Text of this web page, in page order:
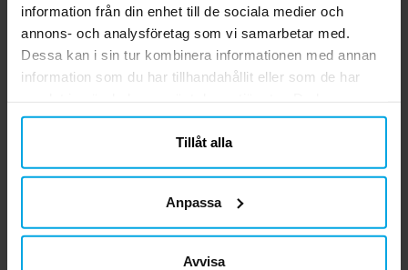
information från din enhet till de sociala medier och
annons- och analysföretag som vi samarbetar med.
Dessa kan i sin tur kombinera informationen med annan
information som du har tillhandahållit eller som de har
närsomhelst ändra ditt samtycke.
Tillåt alla
Anpassa
Avvisa
Kalaspåsar 6-pack
KÖP
Pokémon - Kalaspåsar
av papper 4-pack
KÖP